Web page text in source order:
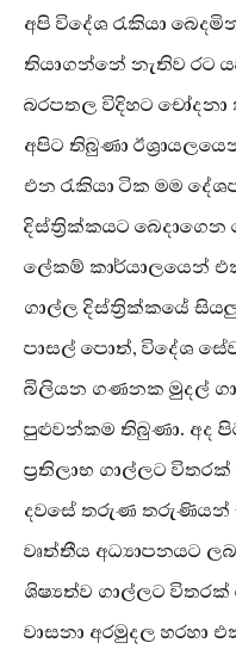
අපි විදේශ රැකියා
තියාගන්නේ නැතිව රට
බරපතල විදිහට
අපිට තිබුණා
එන රැකියා ටික මම
දිස්ත්‍රික්කයට බෙදාගෙන
ලේකම් කාර්යාලයෙන්
ගාල්ල දිස්ත්‍රික්කයේ
පාසල් පොත්, විදේශ
බිලියන ගණනක මුදල්
පුළුවන්කම තිබුණා. අද
ප්‍රතිලාභ ගාල්ලට
දවසේ තරුණ තරුණියන්
වෘත්තීය අධ්‍යාපනයට
ශිෂ්‍යත්ව ගාල්ලට විතරක්
වාසනා අරමුදල හරහා